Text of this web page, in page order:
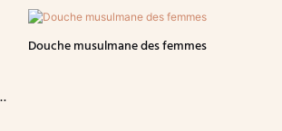
Douche musulmane des femmes